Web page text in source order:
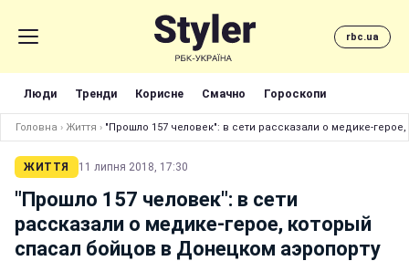
rbc.ua
Люди Тренди Корисне Смачно Гороскопи
Головна › Життя › "Прошло 157 человек": в сети
ЖИТТЯ 11 липня 2018, 17:30
"Прошло 157 человек": в сети
рассказали о медике-герое, который
спасал бойцов в Донецком аэропорту